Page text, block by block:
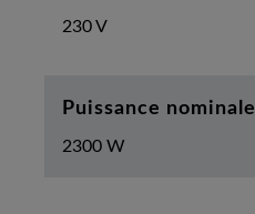
230 V
Puissance nominale
2300 W